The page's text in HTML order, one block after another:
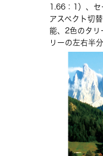
1.66：1）、セ
アスペクト切
能、2色のタリ
リーの左右半